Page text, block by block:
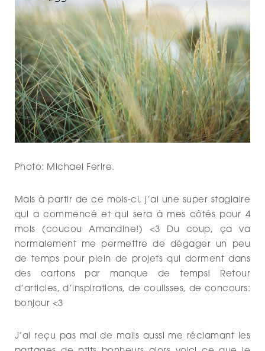
Photo: Michael Ferire.
Mais à partir de ce mois-ci, j’ai une super stagiaire
qui a commencé et qui sera à mes côtés pour 4
mois (coucou Amandine!) <3 Du coup, ça va
normalement me permettre de dégager un peu
de temps pour plein de projets qui dorment dans
des cartons par manque de temps! Retour
d’articles, d’inspirations, de coulisses, de concours:
bonjour <3
J’ai reçu pas mal de mails aussi me réclamant les